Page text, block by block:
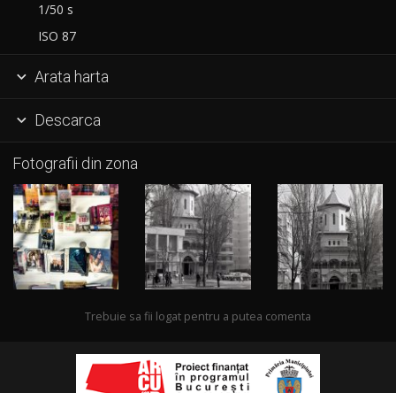
1/50 s
ISO 87
 Arata harta
 Descarca
Fotografii din zona
Trebuie sa fii logat pentru a putea comenta